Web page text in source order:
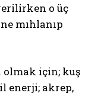
o üç
mıhlanıp
olmak için; kuş
enerji; akrep,